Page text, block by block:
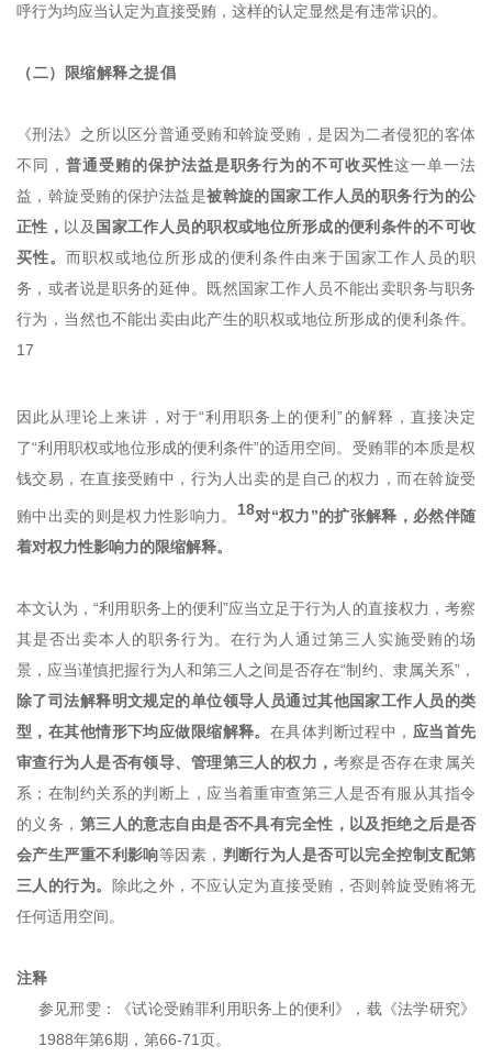
呼行为均应当认定为直接受贿，这样的认定显然是有违常识的。
（二）限缩解释之提倡
《刑法》之所以区分普通受贿和斡旋受贿，是因为二者侵犯的客体
不同， 普通受贿的保护法益是职务行为的不可收买性这一单一法
益，斡旋受贿的保护法益是被斡旋的国家工作人员的职务行为的公
正性， 以及国家工作人员的职权或地位所形成的便利条件的不可收
买性。 而职权或地位所形成的便利条件由来于国家工作人员的职
务，或者说是职务的延伸。既然国家工作人员不能出卖职务与职务
行为，当然也不能出卖由此产生的职权或地位所形成的便利条件。
17
因此从理论上来讲，对于“利用职务上的便利”的解释，直接决定
了“利用职权或地位形成的便利条件”的适用空间。受贿罪的本质是权
钱交易，在直接受贿中，行为人出卖的是自己的权力，而在斡旋受
贿中出卖的则是权力性影响力。 18对“权力”的扩张解释，必然伴随
着对权力性影响力的限缩解释。
本文认为，“利用职务上的便利”应当立足于行为人的直接权力，考察
其是否出卖本人的职务行为。在行为人通过第三人实施受贿的场
景，应当谨慎把握行为人和第三人之间是否存在“制约、隶属关系”，
除了司法解释明文规定的单位领导人员通过其他国家工作人员的类
型，在其他情形下均应做限缩解释。 在具体判断过程中， 应当首先
审查行为人是否有领导、管理第三人的权力， 考察是否存在隶属关
系；在制约关系的判断上，应当着重审查第三人是否有服从其指令
的义务， 第三人的意志自由是否不具有完全性，以及拒绝之后是否
会产生严重不利影响等因素， 判断行为人是否可以完全控制支配第
三人的行为。
除此之外，不应认定为直接受贿，否则斡旋受贿将无
任何适用空间。
注释
参见邢雯：《试论受贿罪利用职务上的便利》，载《法学研究》
1988年第6期，第66-71页。